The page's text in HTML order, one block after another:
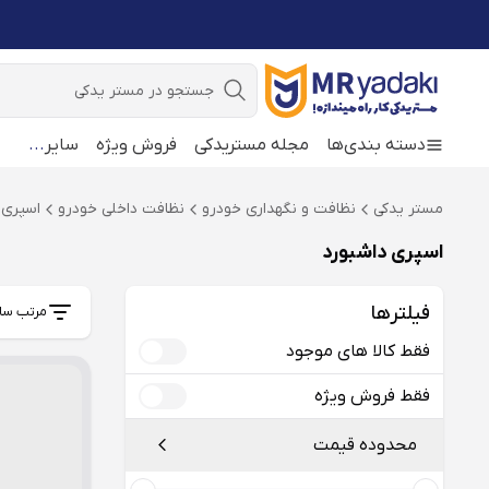
جستجو
دسته بندی‌ها مجله مستریدکی فروش ویژه سایر ...
مستر یدکی نظافت و نگهداری خودرو نظافت داخلی خودرو
اسپری داشبورد
فیلترها
فقط کالا های موجود
فقط فروش ویژه
محدوده قیمت
مرتب